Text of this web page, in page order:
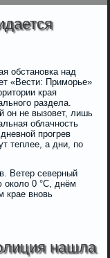
обстановка над
«Вести: Приморье»
края
раздела.
он не вызовет, лишь
облачность
прогрев
теплее, а дни, по
Ветер северный
около 0 °C, днём
крае вновь
нашла